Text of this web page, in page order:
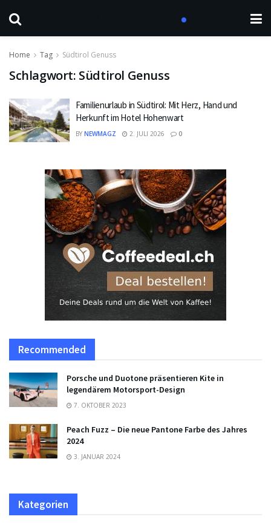
Home Tag Südtirol Genuss
Schlagwort: Südtirol Genuss
Familienurlaub in Südtirol: Mit Herz, Hand und
Herkunft im Hotel Hohenwart
BY NEWMAGZ 2. JULI 2026 0
Recommended
Porsche und Duotone präsentieren Kite in
legendärem Motorsport-Design
7. OKTOBER 2023
Peach Fuzz – Die neue Pantone Farbe des Jahres
2024
3. JANUAR 2024
Kategorien